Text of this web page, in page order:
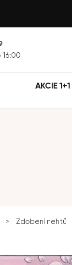
AKCIE 1+1
> Zdobení nehtů